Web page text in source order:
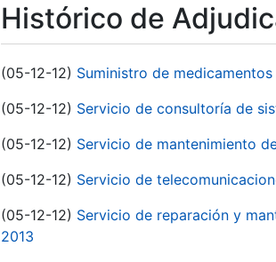
Histórico de
(05-12-12) Suministro de medicamentos
(05-12-12) Servicio de consultoría de
(05-12-12) Servicio de mantenimiento
(05-12-12) Servicio de
(05-12-12) Servicio de reparación y
2013